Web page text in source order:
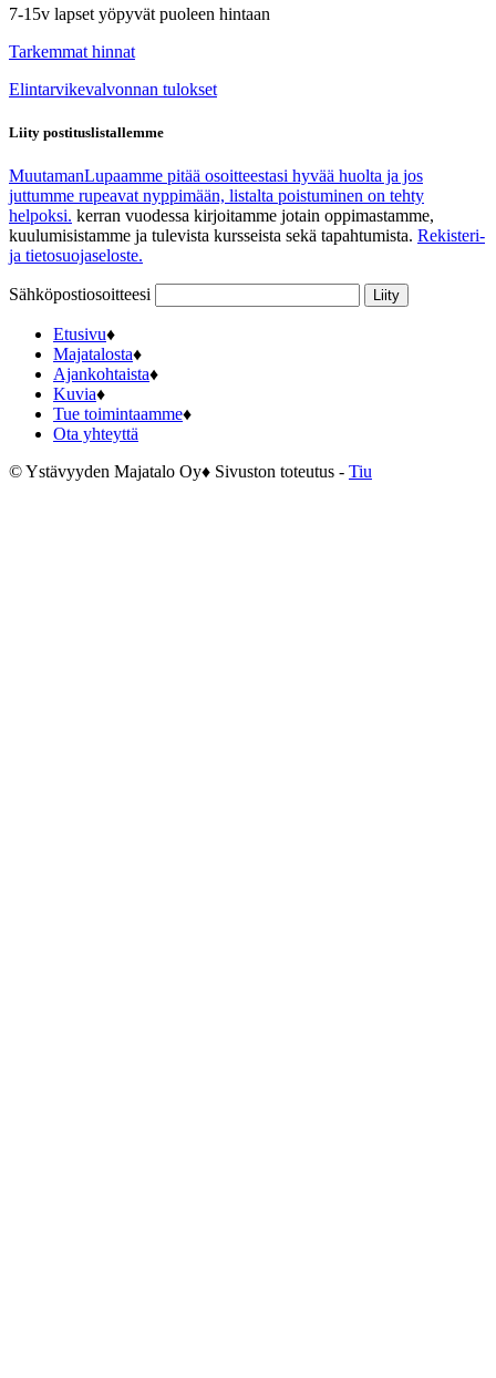
7-15v lapset yöpyvät puoleen hintaan
Tarkemmat hinnat
Elintarvikevalvonnan tulokset
Liity postituslistallemme
MuutamanLupaamme pitää osoitteestasi hyvää huolta ja jos
juttumme rupeavat nyppimään, listalta poistuminen on tehty
helpoksi. kerran vuodessa kirjoitamme jotain oppimastamme,
kuulumisistamme ja tulevista kursseista sekä tapahtumista. Rekisteri-
ja tietosuojaseloste.
Sähköpostiosoitteesi
Etusivu♦
Majatalosta♦
Ajankohtaista♦
Kuvia♦
Tue toimintaamme♦
Ota yhteyttä
© Ystävyyden Majatalo Oy♦ Sivuston toteutus - Tiu